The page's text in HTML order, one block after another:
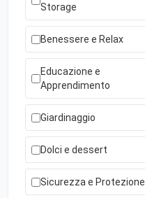
Storage
Benessere e Relax
Educazione e
Apprendimento
Giardinaggio
Dolci e dessert
Sicurezza e Protezione